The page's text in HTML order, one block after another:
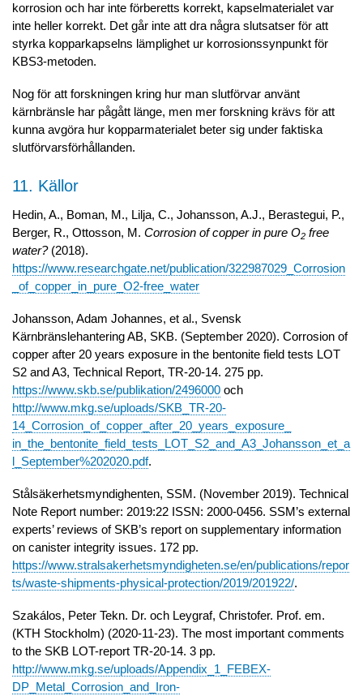
korrosion och har inte förberetts korrekt, kapselmaterialet var
inte heller korrekt. Det går inte att dra några slutsatser för att
styrka kopparkapselns lämplighet ur korrosionssynpunkt för
KBS3-metoden.
Nog för att forskningen kring hur man slutförvar använt
kärnbränsle har pågått länge, men mer forskning krävs för att
kunna avgöra hur kopparmaterialet beter sig under faktiska
slutförvarsförhållanden.
11. Källor
Hedin, A., Boman, M., Lilja, C., Johansson, A.J., Berastegui, P.,
Berger, R., Ottosson, M. Corrosion of copper in pure O2 free
water? (2018).
https://www.researchgate.net/publication/322987029_Corrosion
_of_copper_in_pure_O2-free_water
Johansson, Adam Johannes, et al., Svensk
Kärnbränslehantering AB, SKB. (September 2020). Corrosion of
copper after 20 years exposure in the bentonite field tests LOT
S2 and A3, Technical Report, TR-20-14. 275 pp.
https://www.skb.se/publikation/2496000 och
http://www.mkg.se/uploads/SKB_TR-20-
14_Corrosion_of_copper_after_20_years_exposure_
in_the_bentonite_field_tests_LOT_S2_and_A3_Johansson_et_a
l_September%202020.pdf.
Stålsäkerhetsmyndighenten, SSM. (November 2019). Technical
Note Report number: 2019:22 ISSN: 2000-0456. SSM’s external
experts’ reviews of SKB’s report on supplementary information
on canister integrity issues. 172 pp.
https://www.stralsakerhetsmyndigheten.se/en/publications/repor
ts/waste-shipments-physical-protection/2019/201922/.
Szakálos, Peter Tekn. Dr. och Leygraf, Christofer. Prof. em.
(KTH Stockholm) (2020-11-23). The most important comments
to the SKB LOT-report TR-20-14. 3 pp.
http://www.mkg.se/uploads/Appendix_1_FEBEX-
DP_Metal_Corrosion_and_Iron-